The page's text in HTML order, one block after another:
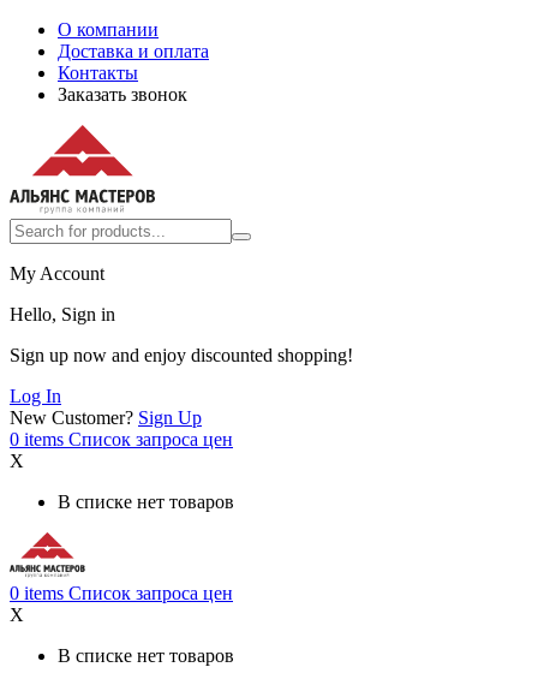
О компании
Доставка и оплата
Контакты
Заказать звонок
My Account
Hello, Sign in
Sign up now and enjoy discounted shopping!
Log In
New Customer? Sign Up
0 items Список запроса цен
X
В списке нет товаров
0 items Список запроса цен
X
В списке нет товаров